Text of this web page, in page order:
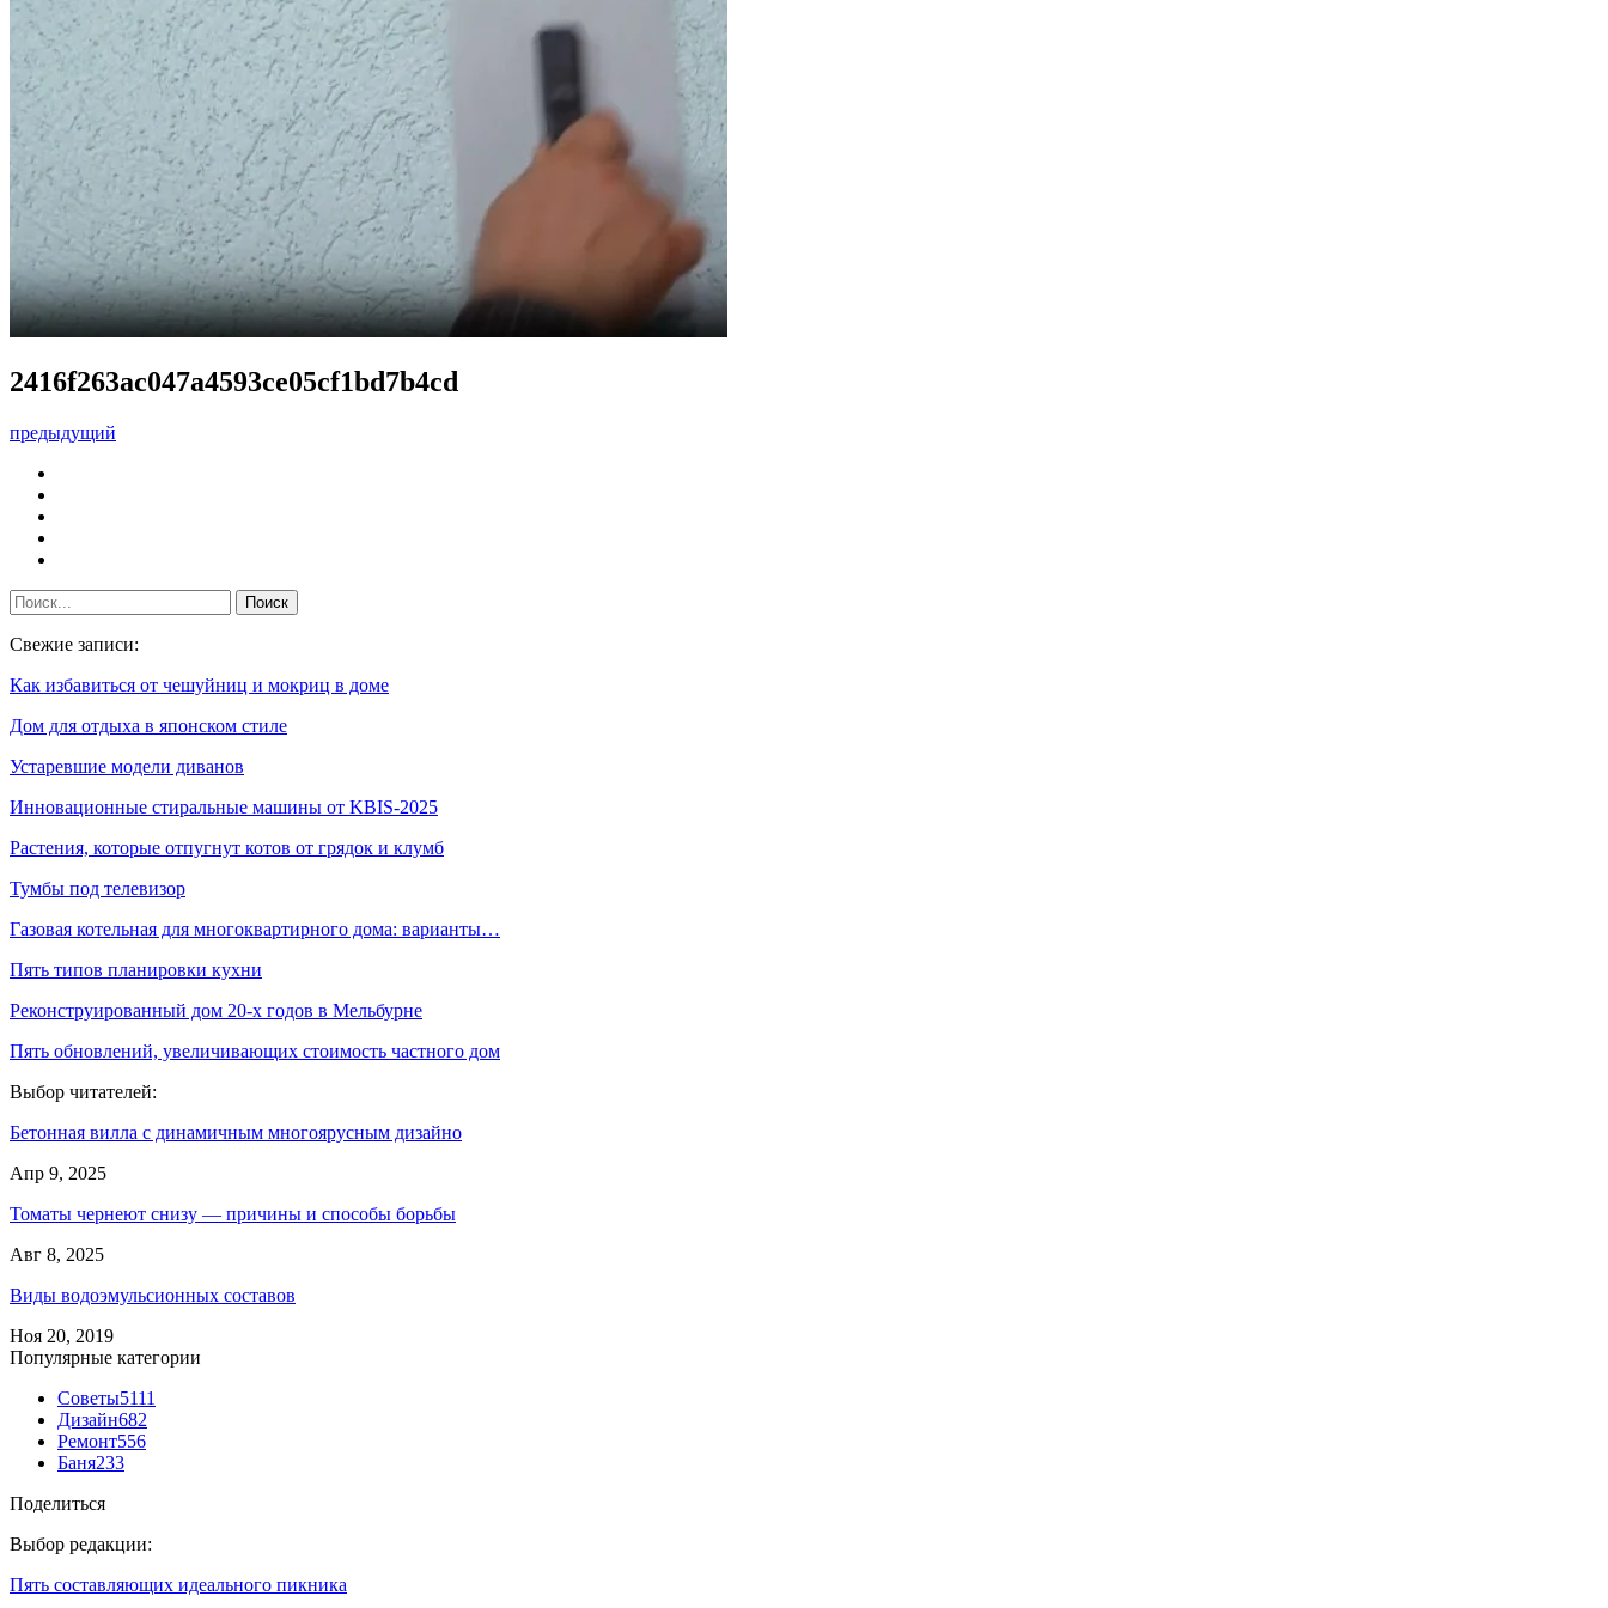
2416f263ac047a4593ce05cf1bd7b4cd
предыдущий
Свежие записи:
Как избавиться от чешуйниц и мокриц в доме
Дом для отдыха в японском стиле
Устаревшие модели диванов
Инновационные стиральные машины от KBIS-2025
Растения, которые отпугнут котов от грядок и клумб
Тумбы под телевизор
Газовая котельная для многоквартирного дома: варианты…
Пять типов планировки кухни
Реконструированный дом 20-х годов в Мельбурне
Пять обновлений, увеличивающих стоимость частного дом
Выбор читателей:
Бетонная вилла с динамичным многоярусным дизайно
Апр 9, 2025
Томаты чернеют снизу — причины и способы борьбы
Авг 8, 2025
Виды водоэмульсионных составов
Ноя 20, 2019
Популярные категории
Советы5111
Дизайн682
Ремонт556
Баня233
Поделиться
Выбор редакции:
Пять составляющих идеального пикника